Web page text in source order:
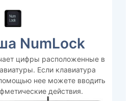
NumLock
цифры расположенные в
Если клавиатура
нее можете вводить
действия.